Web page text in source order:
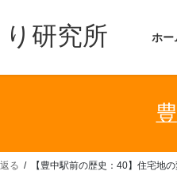
研究所 ホー
る 【豊中駅前の歴史：40】住宅地